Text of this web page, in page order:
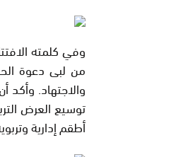
وفي كلمته
من لبى دعوة
والاجتهاد.
توسيع العرض
أطقم إدارية